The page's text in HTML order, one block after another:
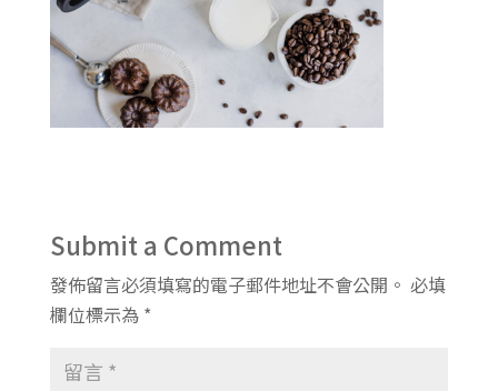
Submit a Comment
發佈留言必須填寫的電子郵件地址不會公開。 必填
欄位標示為 *